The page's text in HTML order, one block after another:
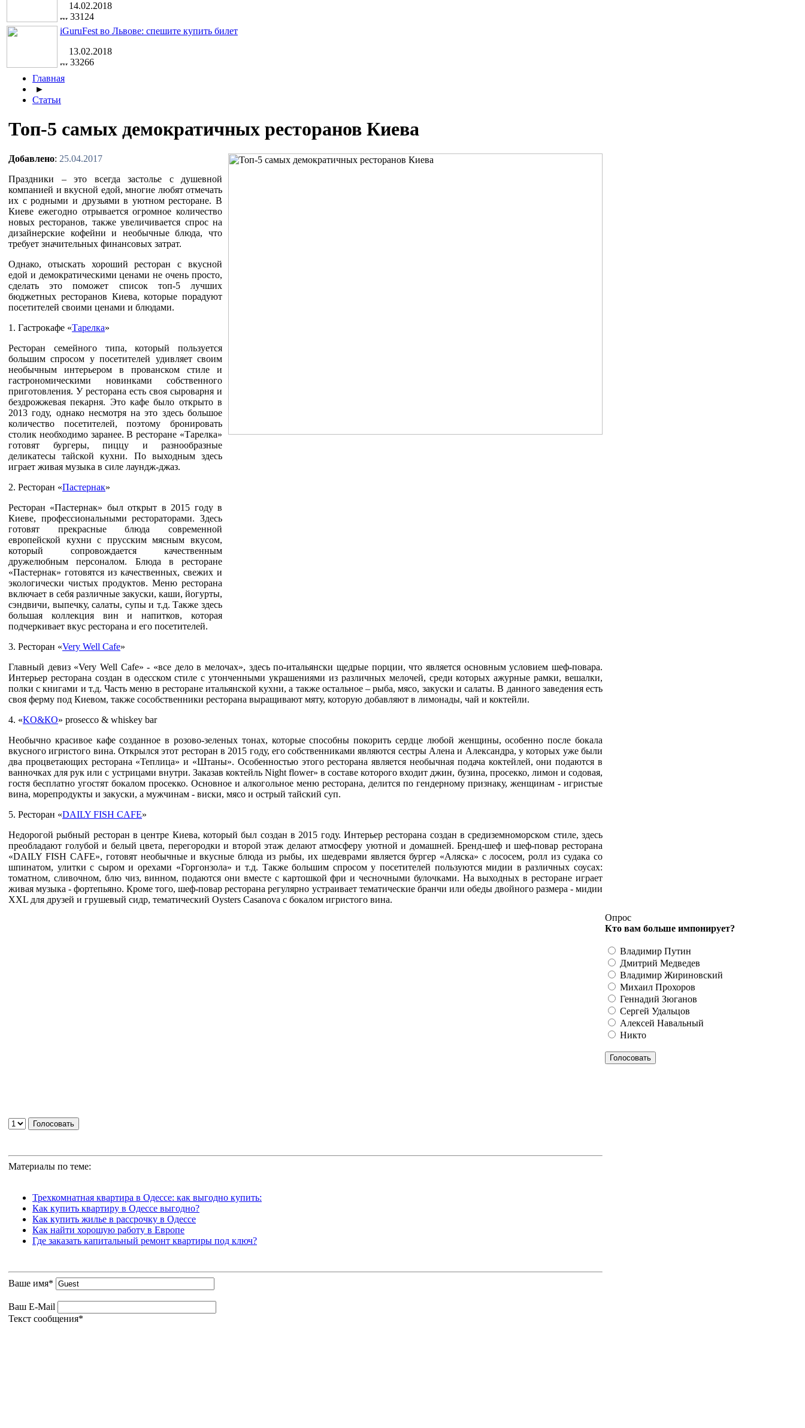
14.02.2018
33124
iGuruFest во Львове: спешите купить билет
13.02.2018
33266
Главная
►
Статьи
Топ-5 самых демократичных ресторанов Киева
Добавлено: 25.04.2017
Праздники – это всегда застолье с душевной
компанией и вкусной едой, многие любят отмечать
их с родными и друзьями в уютном ресторане. В
Киеве ежегодно отрывается огромное количество
новых ресторанов, также увеличивается спрос на
дизайнерские кофейни и необычные блюда, что
требует значительных финансовых затрат.
Однако, отыскать хороший ресторан с вкусной
едой и демократическими ценами не очень просто,
сделать это поможет список топ-5 лучших
бюджетных ресторанов Киева, которые порадуют
посетителей своими ценами и блюдами.
1. Гастрокафе «Тарелка»
Ресторан семейного типа, который пользуется
большим спросом у посетителей удивляет своим
необычным интерьером в прованском стиле и
гастрономическими новинками собственного
приготовления. У ресторана есть своя сыроварня и
бездрожжевая пекарня. Это кафе было открыто в
2013 году, однако несмотря на это здесь большое
количество посетителей, поэтому бронировать
столик необходимо заранее. В ресторане «Тарелка»
готовят бургеры, пиццу и разнообразные
деликатесы тайской кухни. По выходным здесь
играет живая музыка в силе лаундж-джаз.
2. Ресторан «Пастернак»
Ресторан «Пастернак» был открыт в 2015 году в
Киеве, профессиональными рестораторами. Здесь
готовят прекрасные блюда современной
европейской кухни с прусским мясным вкусом,
который сопровождается качественным
дружелюбным персоналом. Блюда в ресторане
«Пастернак» готовятся из качественных, свежих и
экологически чистых продуктов. Меню ресторана
включает в себя различные закуски, каши, йогурты,
сэндвичи, выпечку, салаты, супы и т.д. Также здесь
большая коллекция вин и напитков, которая
подчеркивает вкус ресторана и его посетителей.
3. Ресторан «Very Well Cafe»
Главный девиз «Very Well Cafe» - «все дело в мелочах», здесь по-итальянски щедрые порции, что является основным условием шеф-повара.
Интерьер ресторана создан в одесском стиле с утонченными украшениями из различных мелочей, среди которых ажурные рамки, вешалки,
полки с книгами и т.д. Часть меню в ресторане итальянской кухни, а также остальное – рыба, мясо, закуски и салаты. В данного заведения есть
своя ферму под Киевом, также сособственники ресторана выращивают мяту, которую добавляют в лимонады, чай и коктейли.
4. «KО&КО» prosecco & whiskey bar
Необычно красивое кафе созданное в розово-зеленых тонах, которые способны покорить сердце любой женщины, особенно после бокала
вкусного игристого вина. Открылся этот ресторан в 2015 году, его собственниками являются сестры Алена и Александра, у которых уже были
два процветающих ресторана «Теплица» и «Штаны». Особенностью этого ресторана является необычная подача коктейлей, они подаются в
ванночках для рук или с устрицами внутри. Заказав коктейль Night flower» в составе которого входит джин, бузина, просекко, лимон и содовая,
гостя бесплатно угостят бокалом просекко. Основное и алкогольное меню ресторана, делится по гендерному признаку, женщинам - игристые
вина, морепродукты и закуски, а мужчинам - виски, мясо и острый тайский суп.
5. Ресторан «DAILY FISH CAFE»
Недорогой рыбный ресторан в центре Киева, который был создан в 2015 году. Интерьер ресторана создан в средиземноморском стиле, здесь
преобладают голубой и белый цвета, перегородки и второй этаж делают атмосферу уютной и домашней. Бренд-шеф и шеф-повар ресторана
«DAILY FISH CAFE», готовят необычные и вкусные блюда из рыбы, их шедеврами является бургер «Аляска» с лососем, ролл из судака со
шпинатом, улитки с сыром и орехами «Горгонзола» и т.д. Также большим спросом у посетителей пользуются мидии в различных соусах:
томатном, сливочном, блю чиз, винном, подаются они вместе с картошкой фри и чесночными булочками. На выходных в ресторане играет
живая музыка - фортепьяно. Кроме того, шеф-повар ресторана регулярно устраивает тематические бранчи или обеды двойного размера - мидии
XXL для друзей и грушевый сидр, тематический Oysters Casanova с бокалом игристого вина.
Материалы по теме:
Трехкомнатная квартира в Одессе: как выгодно купить:
Как купить квартиру в Одессе выгодно?
Как купить жилье в рассрочку в Одессе
Как найти хорошую работу в Европе
Где заказать капитальный ремонт квартиры под ключ?
Ваше имя*
Ваш E-Mail
Текст сообщения*
Опрос
Кто вам больше импонирует?
Владимир Путин
Дмитрий Медведев
Владимир Жириновский
Михаил Прохоров
Геннадий Зюганов
Сергей Удальцов
Алексей Навальный
Никто